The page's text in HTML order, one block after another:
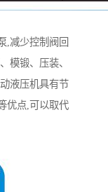
,减少控制阀回
模锻、压装、
液压机具有节
优点,可以取代